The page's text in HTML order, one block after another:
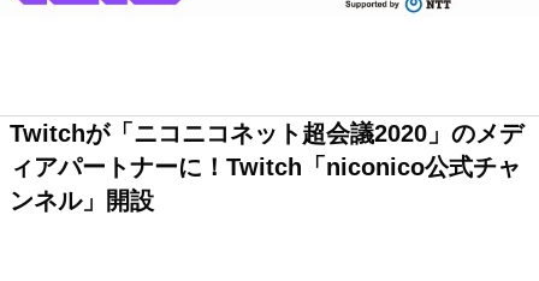
Twitchが「ニコニコネット超会議2020」のメデ
ィアパートナーに！Twitch「niconico公式チャ
ンネル」開設